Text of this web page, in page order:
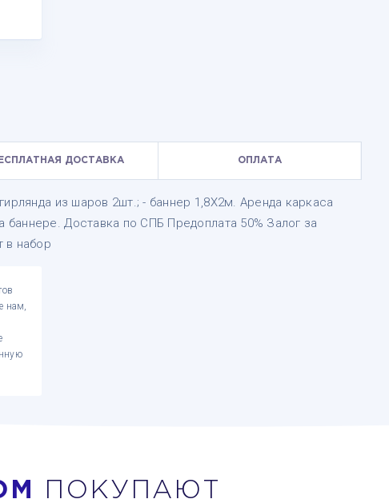
ДОСТАВКА ОПЛАТА
из шаров 2шт.; - баннер 1,8Х2м. Аренда каркаса
баннере. Доставка по СПБ Предоплата 50% Залог за
в набор
нам,
ПОКУПАЮТ